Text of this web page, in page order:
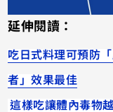
延伸閱讀：
吃日式料理可預防
者」效果最佳
這樣吃讓體內毒物